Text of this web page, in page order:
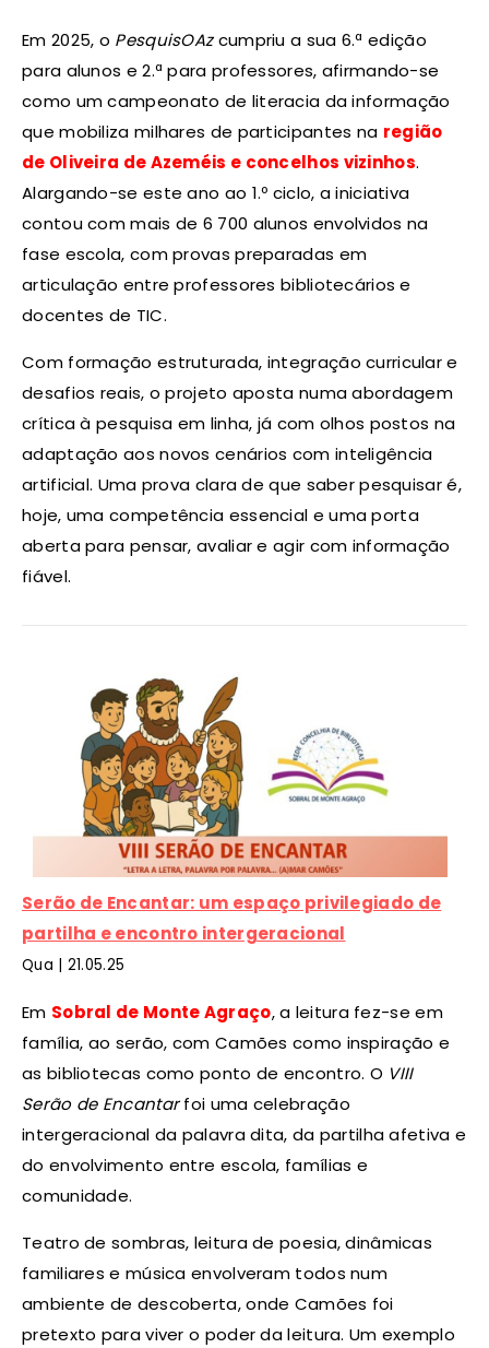
Em 2025, o PesquisOAzcumpriu a sua 6.ª edição
para alunos e 2.ª para professores, afirmando-se
como um campeonato de literacia da informação
que mobiliza milhares de participantes na região
de Oliveira de Azeméis e concelhos vizinhos.
Alargando-se este ano ao 1.º ciclo, a iniciativa
contou com mais de 6 700 alunos envolvidos na
fase escola, com provas preparadas em
articulação entre professores bibliotecários e
docentes de TIC.
Com formação estruturada, integração curricular e
desafios reais, o projeto aposta numa abordagem
crítica à pesquisa em linha, já com olhos postos na
adaptação aos novos cenários com inteligência
artificial. Uma prova clara de que saber pesquisar é,
hoje, uma competência essencial e uma porta
aberta para pensar, avaliar e agir com informação
fiável.
Serão de Encantar: um espaço privilegiado de
partilha e encontro intergeracional
Qua | 21.05.25
Em Sobral de Monte Agraço, a leitura fez-se em
família, ao serão, com Camões como inspiração e
as bibliotecas como ponto de encontro. O VIII
Serão de Encantarfoi uma celebração
intergeracional da palavra dita, da partilha afetiva e
do envolvimento entre escola, famílias e
comunidade.
Teatro de sombras, leitura de poesia, dinâmicas
familiares e música envolveram todos num
ambiente de descoberta, onde Camões foi
pretexto para viver o poder da leitura. Um exemplo